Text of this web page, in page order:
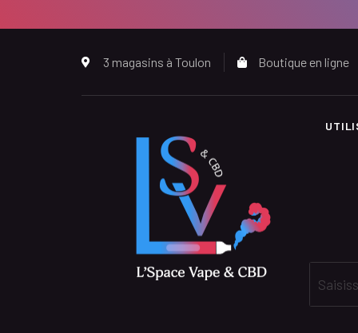
3 magasins à Toulon Boutique en ligne